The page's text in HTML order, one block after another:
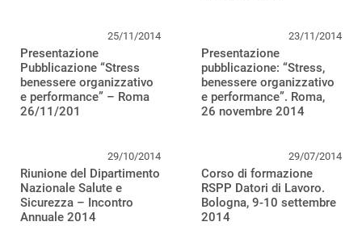
25/11/2014
Presentazione
Pubblicazione “Stress
benessere organizzativo
e performance” – Roma
26/11/201
23/11/2014
Presentazione
pubblicazione: “Stress,
benessere organizzativo
e performance”. Roma,
26 novembre 2014
29/10/2014
Riunione del Dipartimento
Nazionale Salute e
Sicurezza – Incontro
Annuale 2014
29/07/2014
Corso di formazione
RSPP Datori di Lavoro.
Bologna, 9-10 settembre
2014